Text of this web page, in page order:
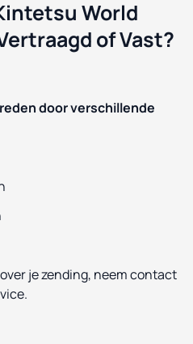
World
of Vast?
door verschillende
je zending, neem contact